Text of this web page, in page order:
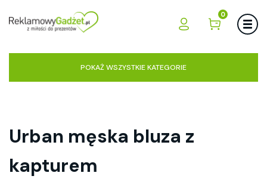
0
POKAŻ WSZYSTKIE KATEGORIE
Urban męska bluza z
kapturem